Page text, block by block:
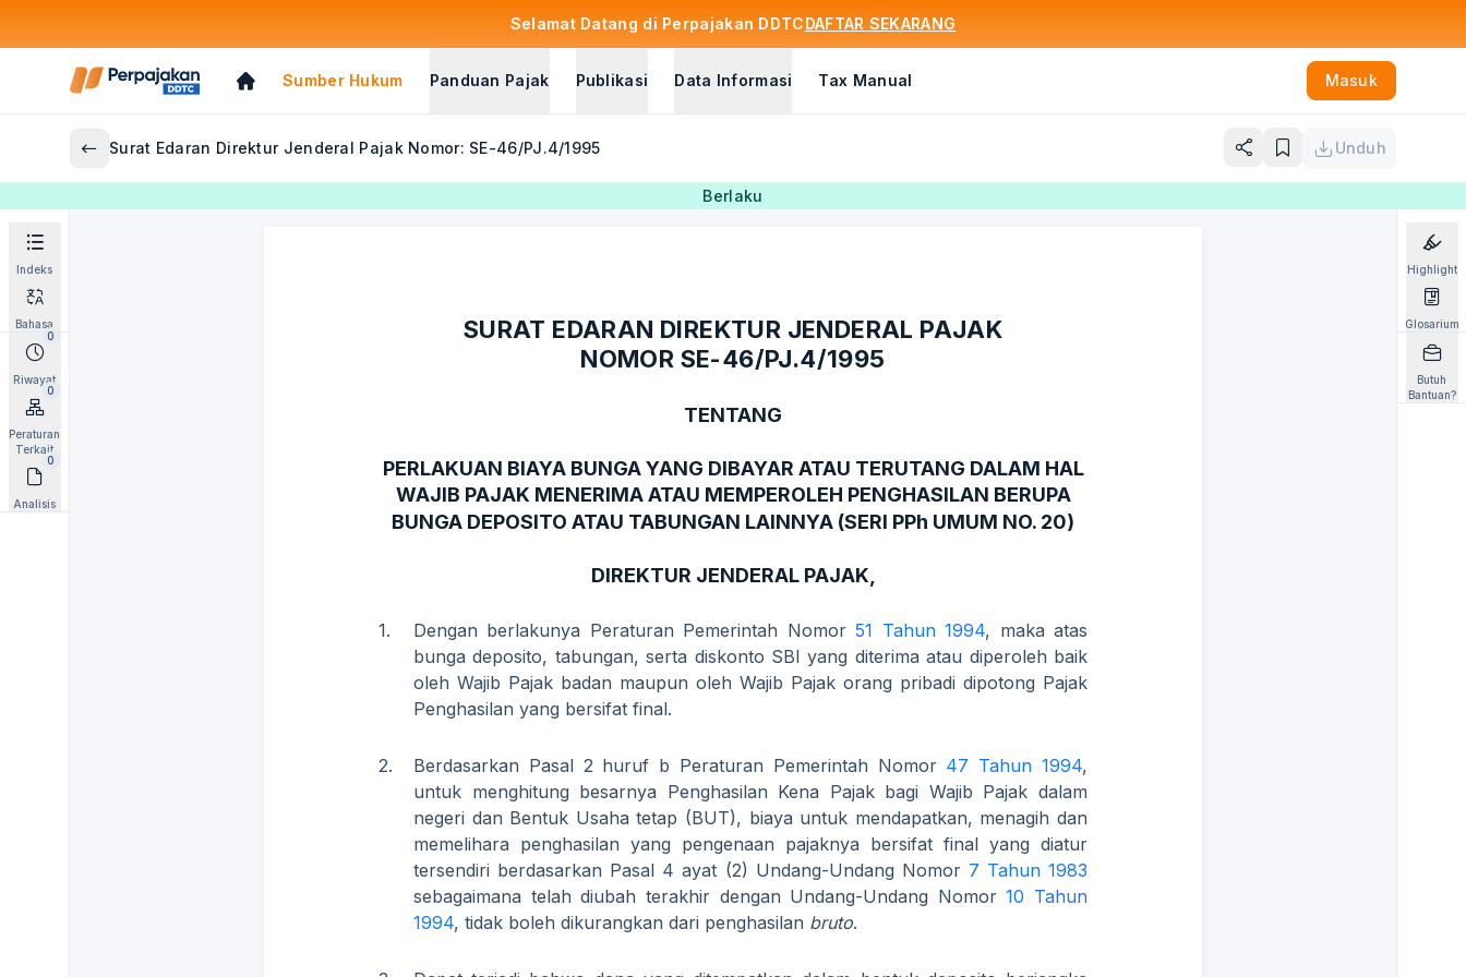
Selamat Datang di Perpajakan DDTCDAFTAR SEKARANG
Sumber Hukum Panduan Pajak Publikasi Data Informasi Tax Manual Masuk
Surat Edaran Direktur Jenderal Pajak Nomor: SE-46/PJ.4/1995 Unduh
Berlaku
Indeks
Bahasa
0
Riwayat
0
Peraturan
Terkait
0
Analisis
SURAT EDARAN DIREKTUR JENDERAL PAJAK
NOMOR SE-46/PJ.4/1995
TENTANG
PERLAKUAN BIAYA BUNGA YANG DIBAYAR ATAU TERUTANG DALAM HAL
WAJIB PAJAK MENERIMA ATAU MEMPEROLEH PENGHASILAN BERUPA
BUNGA DEPOSITO ATAU TABUNGAN LAINNYA (SERI PPh UMUM NO. 20)
DIREKTUR JENDERAL PAJAK,
1. Dengan berlakunya Peraturan Pemerintah Nomor51 Tahun 1994, maka atas
bunga deposito, tabungan, serta diskonto SBI yang diterima atau diperoleh baik
oleh Wajib Pajak badan maupun oleh Wajib Pajak orang pribadi dipotong Pajak
Penghasilan yang bersifat final.
2. Berdasarkan Pasal 2 huruf b Peraturan Pemerintah Nomor 47 Tahun 1994,
untuk menghitung besarnya Penghasilan Kena Pajak bagi Wajib Pajak dalam
negeri dan Bentuk Usaha tetap (BUT), biaya untuk mendapatkan, menagih dan
memelihara penghasilan yang pengenaan pajaknya bersifat final yang diatur
tersendiri berdasarkan Pasal 4 ayat (2) Undang-Undang Nomor 7 Tahun 1983
sebagaimana telah diubah terakhir dengan Undang-Undang Nomor10 Tahun
1994, tidak boleh dikurangkan dari penghasilan bruto.
Highlight
Glosarium
Butuh
Bantuan?